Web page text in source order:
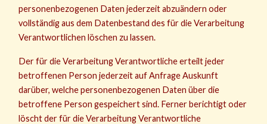
personenbezogenen Daten jederzeit abzuändern oder
vollständig aus dem Datenbestand des für die Verarbeitung
Verantwortlichen löschen zu lassen.
Der für die Verarbeitung Verantwortliche erteilt jeder
betroffenen Person jederzeit auf Anfrage Auskunft
darüber, welche personenbezogenen Daten über die
betroffene Person gespeichert sind. Ferner berichtigt oder
löscht der für die Verarbeitung Verantwortliche